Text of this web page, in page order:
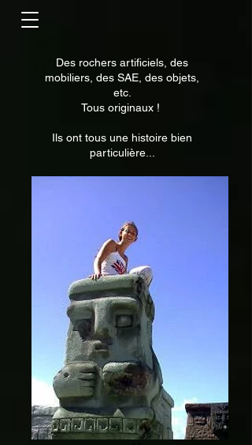
Des rochers artificiels, des
mobiliers, des SAE, des objets,
etc.
Tous originaux !
Ils ont tous une histoire bien
particulière...